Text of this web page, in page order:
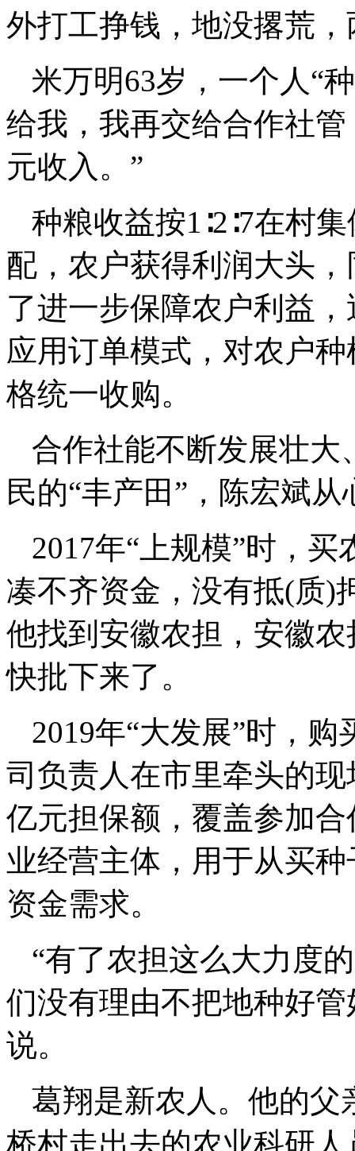
外打工挣钱，地没撂荒，
米万明63岁，一个人“
给我，我再交给合作社管
元收入。”
种粮收益按1∶2∶7在村
配，农户获得利润大头
了进一步保障农户利益
应用订单模式，对农户
格统一收购。
合作社能不断发展壮大
民的“丰产田”，陈宏斌
2017年“上规模”时，
凑不齐资金，没有抵(质)
他找到安徽农担，安徽
快批下来了。
2019年“大发展”时，
司负责人在市里牵头的
亿元担保额，覆盖参加
业经营主体，用于从买
资金需求。
“有了农担这么大力度
们没有理由不把地种好
说。
葛翔是新农人。他的父
桥村走出去的农业科研